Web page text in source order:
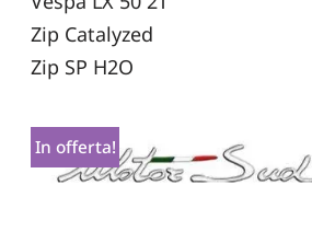
Zip Catalyzed
Zip SP H2O
In offerta!